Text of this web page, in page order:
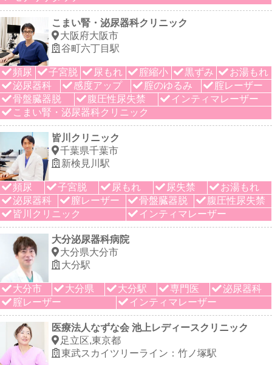
こまい腎・泌尿器科クリニック
大阪府大阪市
谷町六丁目駅
頻尿 子宮脱 尿もれ 腟縮小 黒ずみ
お湯もれ
泌尿器科
感度アップ 腟のゆるみ
腟レーザー
骨盤臓器脱
腹圧性尿失禁
インティマレーザー
こまい腎・泌尿器科クリニック
皆川クリニック
千葉県千葉市
新検見川駅
頻尿 子宮脱 尿もれ 尿失禁
お湯もれ
泌尿器科
膣レーザー 骨盤臓器脱
腹圧性尿失禁
皆川クリニック
インティマレーザー
大分泌尿器科病院
大分県大分市
大分駅
大分市 大分県 大分駅 専門医
泌尿器科
腟レーザー
インティマレーザー
医療法人なずな会 池上レディースクリニック
足立区,東京都
東武スカイツリーライン：竹ノ塚駅